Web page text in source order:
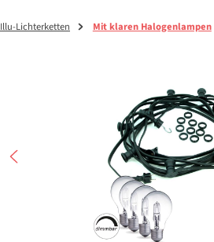
Illu-Lichterketten Mit klaren Halogenlampen